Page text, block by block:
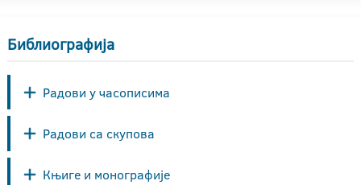
Библиографија
Радови у часописима
Радови са скупова
Књиге и монографије